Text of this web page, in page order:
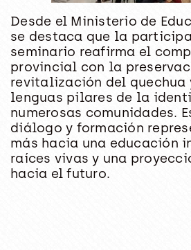
Desde el Ministerio de
se destaca que la
seminario reafirma el
provincial con la
revitalización del quechua
lenguas pilares de la
numerosas comunidades.
diálogo y formación
más hacia una educación
raíces vivas y una
hacia el futuro.